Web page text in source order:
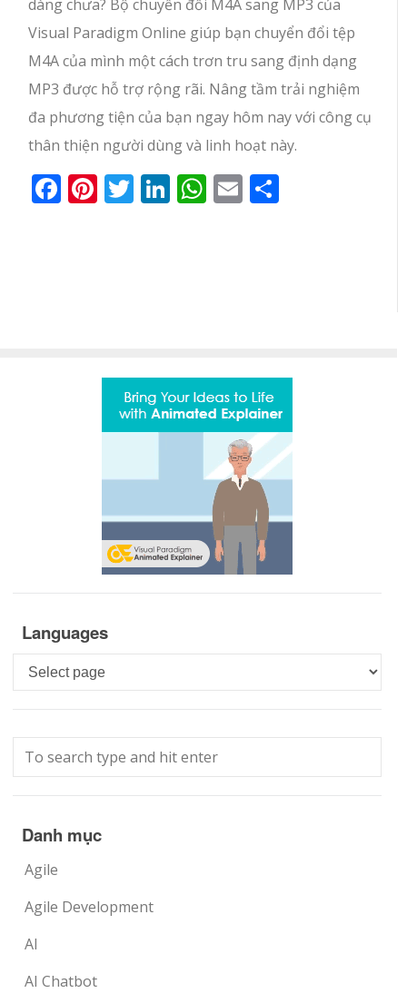
dàng chưa? Bộ chuyển đổi M4A sang MP3 của
Visual Paradigm Online giúp bạn chuyển đổi tệp
M4A của mình một cách trơn tru sang định dạng
MP3 được hỗ trợ rộng rãi. Nâng tầm trải nghiệm
đa phương tiện của bạn ngay hôm nay với công cụ
thân thiện người dùng và linh hoạt này.
Facebook
Pinterest
Twitter
LinkedIn
WhatsApp
Email
Languages
Languages
Danh mục
Agile
Agile Development
AI
AI Chatbot